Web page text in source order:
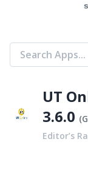
S
UT
3.6.0 (
Editor’s